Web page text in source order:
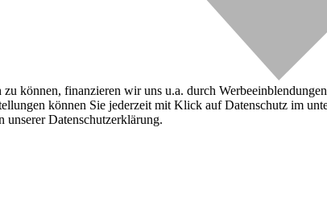
können, finanzieren wir uns u.a. durch
können Sie jederzeit mit Klick auf Datenschutz im
unserer Datenschutzerklärung.